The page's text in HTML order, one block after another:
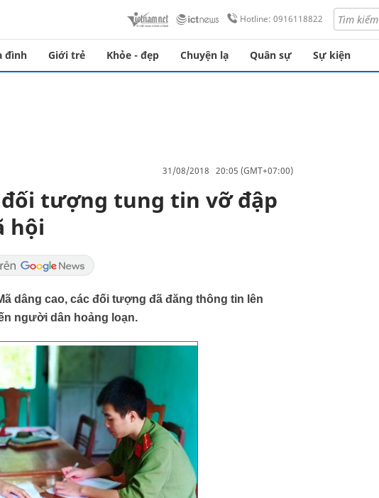
Hotline: 0916118822
đình Giới trẻ Khỏe - đẹp Chuyện lạ Quân sự Sự kiện
31/08/2018 20:05 (GMT+07:00)
tượng tung tin vỡ đập
hội
dâng cao, các đối tượng đã đăng thông tin lên
người dân hoảng loạn.